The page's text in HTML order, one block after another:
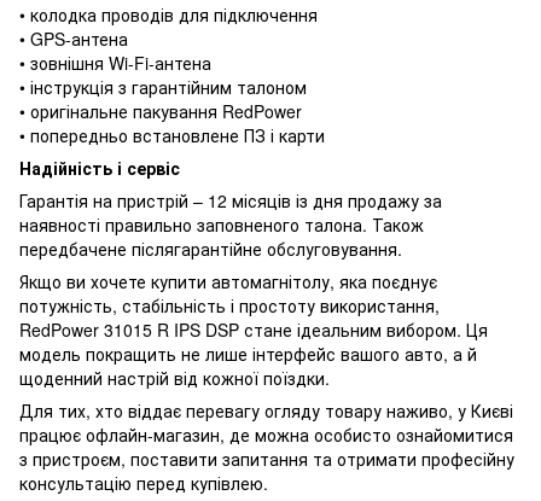
• колодка проводів для підключення
• GPS-антена
• зовнішня Wi-Fi-антена
• інструкція з гарантійним талоном
• оригінальне пакування RedPower
• попередньо встановлене ПЗ і карти
Надійність і сервіс
Гарантія на пристрій – 12 місяців із дня продажу за
наявності правильно заповненого талона. Також
передбачене післягарантійне обслуговування.
Якщо ви хочете купити автомагнітолу, яка поєднує
потужність, стабільність і простоту використання,
RedPower 31015 R IPS DSP стане ідеальним вибором. Ця
модель покращить не лише інтерфейс вашого авто, а й
щоденний настрій від кожної поїздки.
Для тих, хто віддає перевагу огляду товару наживо, у Києві
працює офлайн-магазин, де можна особисто ознайомитися
з пристроєм, поставити запитання та отримати професійну
консультацію перед купівлею.